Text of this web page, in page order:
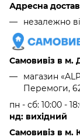
Адресна
незалежно
Самовивіз в м.
магазин
Перемоги,
пн - сб: 10:00 -
нд: вихідний
Самовивіз в м.